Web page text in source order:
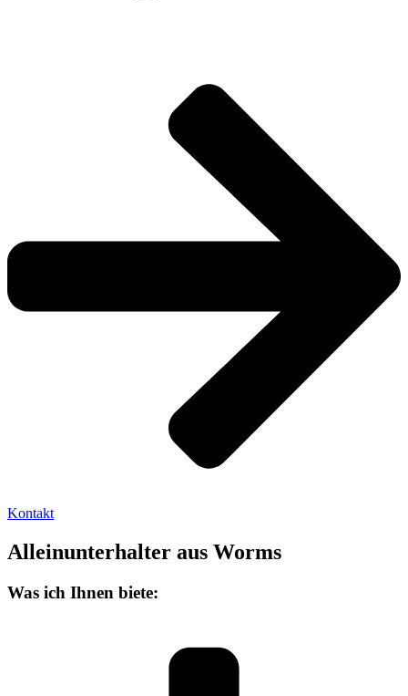
Kontakt
Alleinunterhalter aus Worms
Was ich Ihnen biete: